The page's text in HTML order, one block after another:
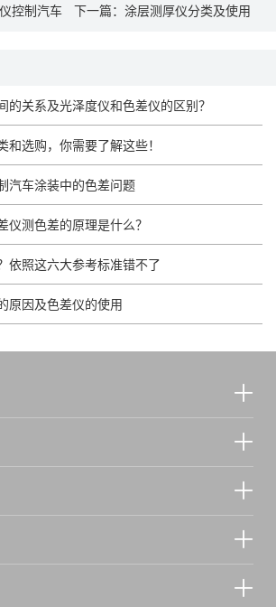
控制汽车 下一篇： 涂层测厚仪分类及使用
的关系及光泽度仪和色差仪的区别？
和选购，你需要了解这些！
汽车涂装中的色差问题
仪测色差的原理是什么？
依照这六大参考标准错不了
原因及色差仪的使用